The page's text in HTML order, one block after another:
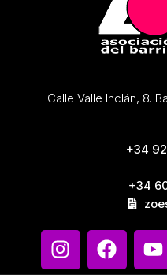
Calle Valle Inclán, 8.
+34
+34